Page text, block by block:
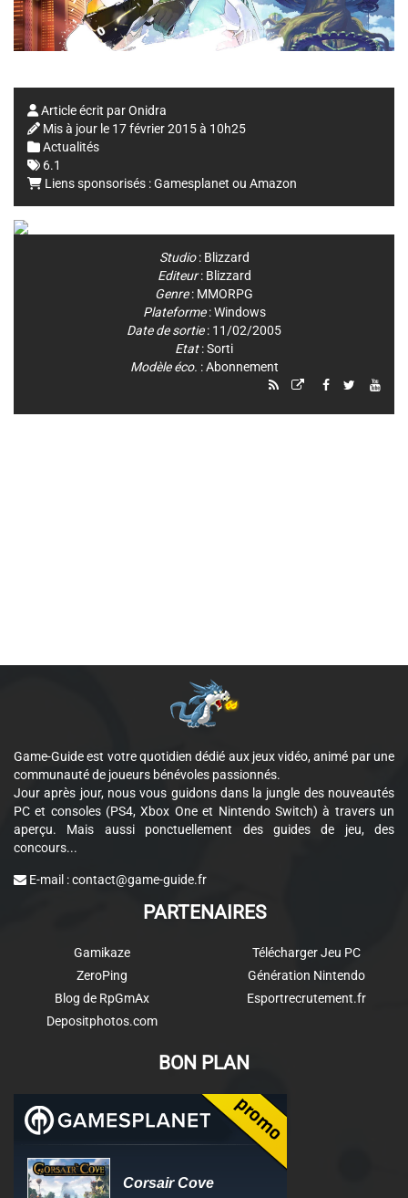
Article écrit parOnidra
Mis à jour le 17 février 2015 à 10h25
Actualités
6.1
Liens sponsorisés :Gamesplanet ou Amazon
Studio: Blizzard
Editeur: Blizzard
Genre: MMORPG
Plateforme:Windows
Date de sortie: 11/02/2005
Etat: Sorti
Modèle éco. : Abonnement
Game-Guide est votre quotidien dédié aux jeux vidéo, animé par une
communauté de joueurs bénévoles passionnés.
Jour après jour, nous vous guidons dans la jungle des nouveautés
PC et consoles (PS4, Xbox One et Nintendo Switch) à travers un
aperçu. Mais aussi ponctuellement des guides de jeu, des
concours...
E-mail :contact@game-guide.fr
PARTENAIRES
Gamikaze
ZeroPing
Blog de RpGmAx
Depositphotos.com
Télécharger Jeu PC
Génération Nintendo
Esportrecrutement.fr
BON PLAN